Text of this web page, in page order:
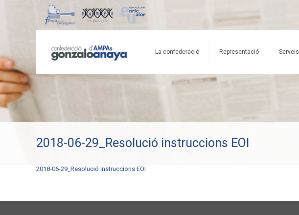
La confederació Representació Serveis
2018-06-29_Resolució instruccions EOI
2018-06-29_Resolució instruccions EOI